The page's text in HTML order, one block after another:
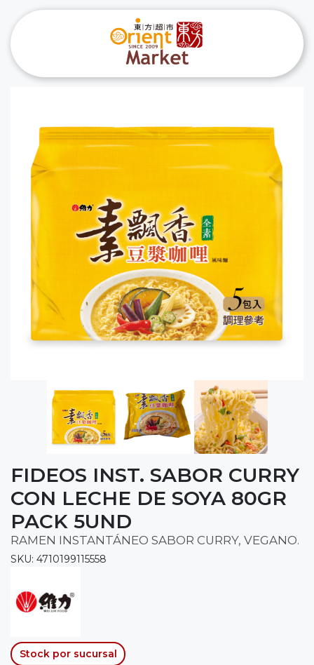
FIDEOS INST. SABOR CURRY
CON LECHE DE SOYA 80GR
PACK 5UND
RAMEN INSTANTÁNEO SABOR CURRY, VEGANO.
SKU: 4710199115558
Stock por sucursal